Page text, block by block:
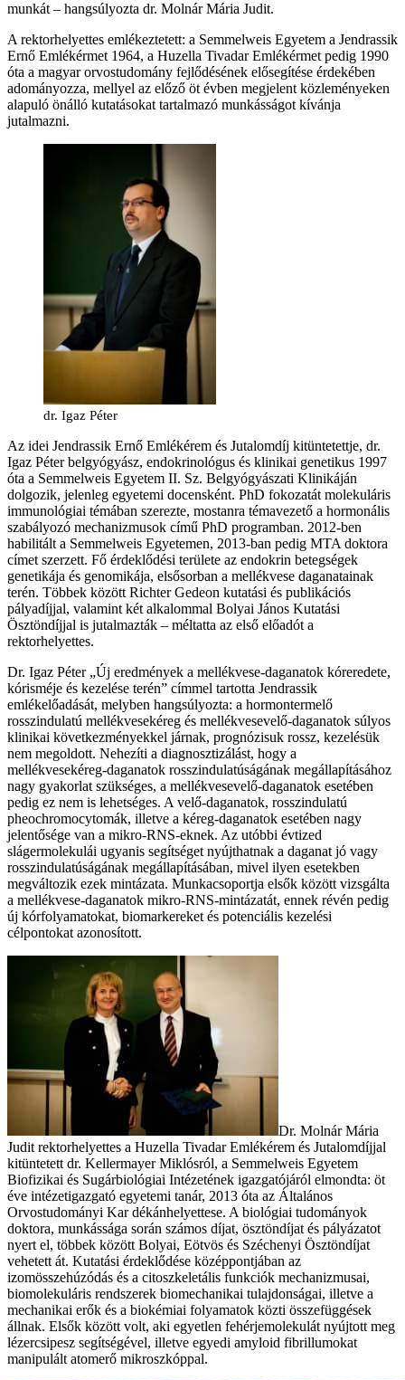
munkát – hangsúlyozta dr. Molnár Mária Judit.
A rektorhelyettes emlékeztetett: a Semmelweis Egyetem a Jendrassik
Ernő Emlékérmet 1964, a Huzella Tivadar Emlékérmet pedig 1990
óta a magyar orvostudomány fejlődésének elősegítése érdekében
adományozza, mellyel az előző öt évben megjelent közleményeken
alapuló önálló kutatásokat tartalmazó munkásságot kívánja
jutalmazni.
dr. Igaz Péter
Az idei Jendrassik Ernő Emlékérem és Jutalomdíj kitüntetettje, dr.
Igaz Péter belgyógyász, endokrinológus és klinikai genetikus 1997
óta a Semmelweis Egyetem II. Sz. Belgyógyászati Klinikáján
dolgozik, jelenleg egyetemi docensként. PhD fokozatát molekuláris
immunológiai témában szerezte, mostanra témavezető a hormonális
szabályozó mechanizmusok című PhD programban. 2012-ben
habilitált a Semmelweis Egyetemen, 2013-ban pedig MTA doktora
címet szerzett. Fő érdeklődési területe az endokrin betegségek
genetikája és genomikája, elsősorban a mellékvese daganatainak
terén. Többek között Richter Gedeon kutatási és publikációs
pályadíjjal, valamint két alkalommal Bolyai János Kutatási
Ösztöndíjjal is jutalmazták – méltatta az első előadót a
rektorhelyettes.
Dr. Igaz Péter „Új eredmények a mellékvese-daganatok kóreredete,
kórisméje és kezelése terén” címmel tartotta Jendrassik
emlékelőadását, melyben hangsúlyozta: a hormontermelő
rosszindulatú mellékvesekéreg és mellékvesevelő-daganatok súlyos
klinikai következményekkel járnak, prognózisuk rossz, kezelésük
nem megoldott. Nehezíti a diagnosztizálást, hogy a
mellékvesekéreg-daganatok rosszindulatúságának megállapításához
nagy gyakorlat szükséges, a mellékvesevelő-daganatok esetében
pedig ez nem is lehetséges. A velő-daganatok, rosszindulatú
pheochromocytomák, illetve a kéreg-daganatok esetében nagy
jelentősége van a mikro-RNS-eknek. Az utóbbi évtized
slágermolekulái ugyanis segítséget nyújthatnak a daganat jó vagy
rosszindulatúságának megállapításában, mivel ilyen esetekben
megváltozik ezek mintázata. Munkacsoportja elsők között vizsgálta
a mellékvese-daganatok mikro-RNS-mintázatát, ennek révén pedig
új kórfolyamatokat, biomarkereket és potenciális kezelési
célpontokat azonosított.
Dr. Molnár Mária
Judit rektorhelyettes a Huzella Tivadar Emlékérem és Jutalomdíjjal
kitüntetett dr. Kellermayer Miklósról, a Semmelweis Egyetem
Biofizikai és Sugárbiológiai Intézetének igazgatójáról elmondta: öt
éve intézetigazgató egyetemi tanár, 2013 óta az Általános
Orvostudományi Kar dékánhelyettese. A biológiai tudományok
doktora, munkássága során számos díjat, ösztöndíjat és pályázatot
nyert el, többek között Bolyai, Eötvös és Széchenyi Ösztöndíjat
vehetett át. Kutatási érdeklődése középpontjában az
izomösszehúzódás és a citoszkeletális funkciók mechanizmusai,
biomolekuláris rendszerek biomechanikai tulajdonságai, illetve a
mechanikai erők és a biokémiai folyamatok közti összefüggések
állnak. Elsők között volt, aki egyetlen fehérjemolekulát nyújtott meg
lézercsipesz segítségével, illetve egyedi amyloid fibrillumokat
manipulált atomerő mikroszkóppal.